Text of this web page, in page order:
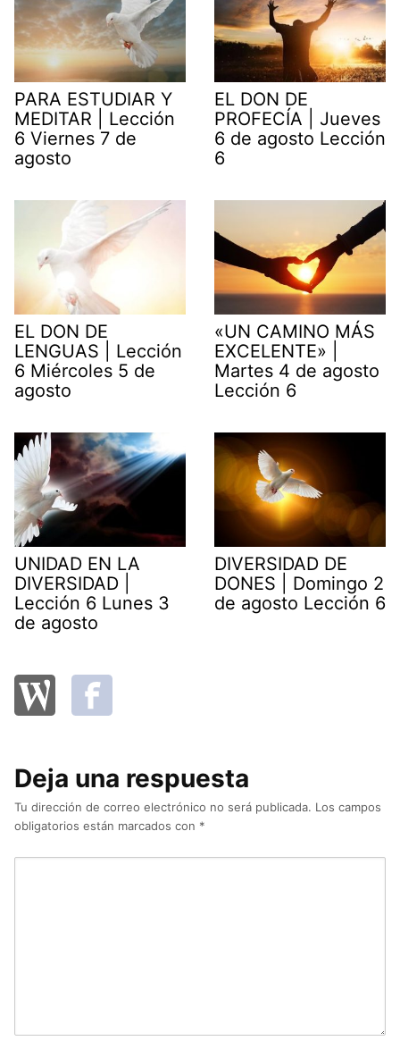
PARA ESTUDIAR Y
MEDITAR | Lección
6 Viernes 7 de
agosto
EL DON DE
PROFECÍA | Jueves
6 de agosto Lección
6
EL DON DE
LENGUAS | Lección
6 Miércoles 5 de
agosto
«UN CAMINO MÁS
EXCELENTE» |
Martes 4 de agosto
Lección 6
UNIDAD EN LA
DIVERSIDAD |
Lección 6 Lunes 3
de agosto
DIVERSIDAD DE
DONES | Domingo 2
de agosto Lección 6
Deja una respuesta
Tu dirección de correo electrónico no será publicada. Los campos
obligatorios están marcados con *